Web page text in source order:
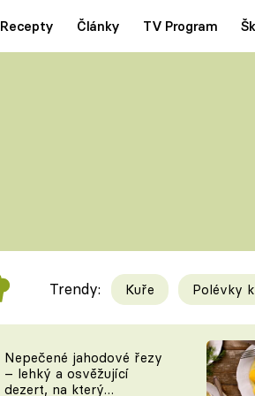
Recepty Články TV Program
Videorecepty
TEĎ VAŘÍ ŠÉF!
Trendy: Kuře Polévky
Nepečené jahodové řezy
– lehký a osvěžující
dezert, na který